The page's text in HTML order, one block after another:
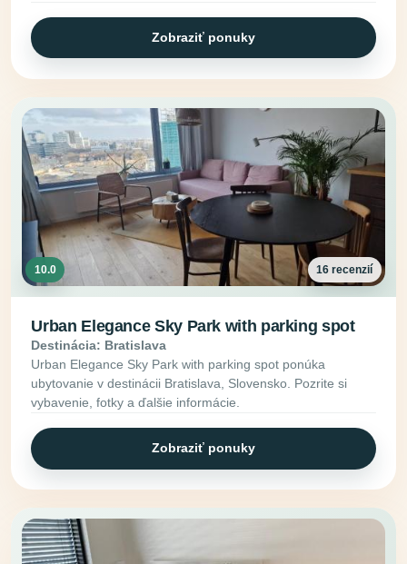
Zobraziť ponuky
10.0 16 recenzií
Urban Elegance Sky Park with parking spot
Destinácia: Bratislava
Urban Elegance Sky Park with parking spot ponúka
ubytovanie v destinácii Bratislava, Slovensko. Pozrite si
vybavenie, fotky a ďalšie informácie.
Zobraziť ponuky